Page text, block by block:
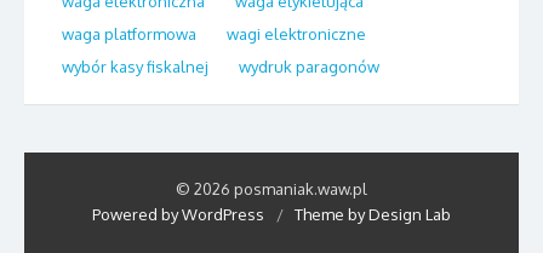
waga platformowa
wagi elektroniczne
wybór kasy fiskalnej
wydruk paragonów
© 2026 posmaniak.waw.pl
Powered by WordPress
/ Theme by Design Lab